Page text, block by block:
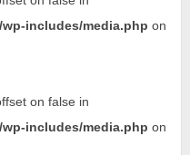
includes/media.php on
on false in
includes/media.php on